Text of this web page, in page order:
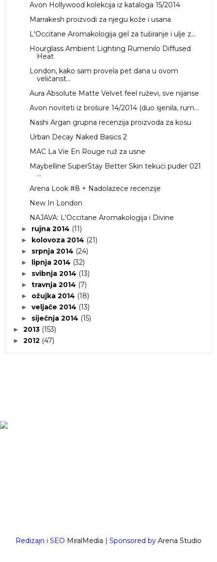
Avon Hollywood kolekcija iz kataloga 15/2014
Marrakesh proizvodi za njegu kože i usana
L'Occitane Aromakologija gel za tuširanje i ulje z...
Hourglass Ambient Lighting Rumenilo Diffused
Heat
London, kako sam provela pet dana u ovom
veličanst...
Aura Absolute Matte Velvet feel ruževi, sve nijanse
Avon noviteti iz brošure 14/2014 (duo sjenila, rum...
Nashi Argan grupna recenzija proizvoda za kosu
Urban Decay Naked Basics 2
MAC La Vie En Rouge ruž za usne
Maybelline SuperStay Better Skin tekući puder 021
...
Arena Look #8 + Nadolazeće recenzije
New In London
NAJAVA: L'Occitane Aromakologija i Divine
► rujna 2014 (11)
► kolovoza 2014 (21)
► srpnja 2014 (24)
► lipnja 2014 (32)
► svibnja 2014 (13)
► travnja 2014 (7)
► ožujka 2014 (18)
► veljače 2014 (13)
► siječnja 2014 (15)
► 2013 (153)
► 2012 (47)
Redizajn i SEO MiralMedia | Sponsored by Arena Studio